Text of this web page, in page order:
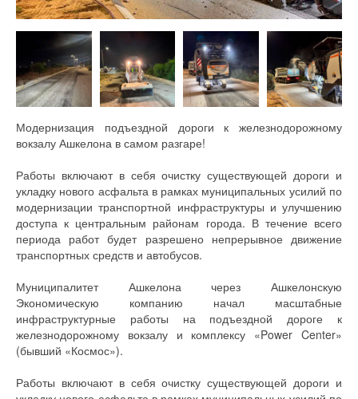
Модернизация подъездной дороги к железнодорожному
вокзалу Ашкелона в самом разгаре!
Работы включают в себя очистку существующей дороги и
укладку нового асфальта в рамках муниципальных усилий по
модернизации транспортной инфраструктуры и улучшению
доступа к центральным районам города. В течение всего
периода работ будет разрешено непрерывное движение
транспортных средств и автобусов.
Муниципалитет Ашкелона через Ашкелонскую
Экономическую компанию начал масштабные
инфраструктурные работы на подъездной дороге к
железнодорожному вокзалу и комплексу «Power Center»
(бывший «Космос»).
Работы включают в себя очистку существующей дороги и